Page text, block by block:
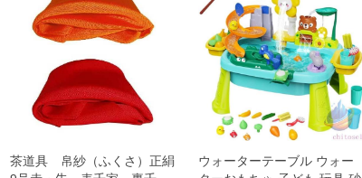
茶道具 帛紗（ふくさ）正絹
ウォーターテーブル ウォー